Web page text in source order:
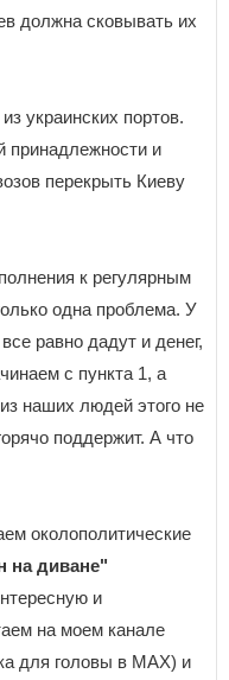
должна сковывать их
украинских портов.
принадлежности и
перекрыть Киеву
к регулярным
одна проблема. У
равно дадут и денег,
с пункта 1, а
наших людей этого не
поддержит. А что
околополитические
на диване"
и
на моем канале
для головы в МАХ) и